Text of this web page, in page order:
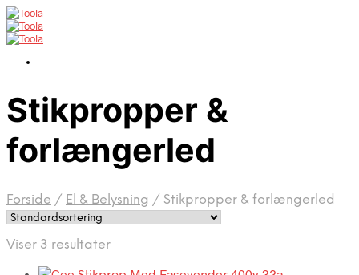
Stikpropper &
forlængerled
Forside / El & Belysning / Stikpropper & forlængerled
Viser 3 resultater